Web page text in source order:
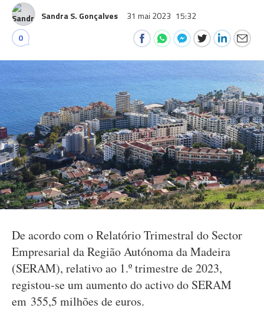
Sandra S. Gonçalves 31 mai 2023 15:32
0
De acordo com o Relatório Trimestral do Sector
Empresarial da Região Autónoma da Madeira
(SERAM), relativo ao 1.º trimestre de 2023,
registou-se um aumento do activo do SERAM
em 355,5 milhões de euros.